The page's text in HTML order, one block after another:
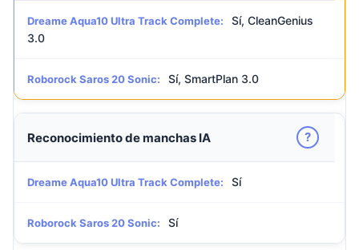
Dreame Aqua10 Ultra Track Complete:
Sí, CleanGenius
3.0
Roborock Saros 20 Sonic: Sí, SmartPlan 3.0
Reconocimiento de manchas IA ?
Dreame Aqua10 Ultra Track Complete: Sí
Roborock Saros 20 Sonic: Sí